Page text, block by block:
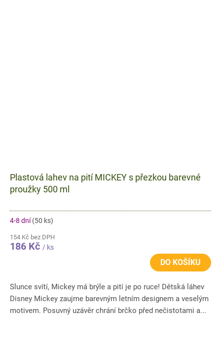
Plastová lahev na pití MICKEY s přezkou barevné
proužky 500 ml
4-8 dní(50 ks)
154 Kč bez DPH
186 Kč / ks
DO KOŠÍKU
Slunce svítí, Mickey má brýle a pití je po ruce! Dětská láhev
Disney Mickey zaujme barevným letním designem a veselým
motivem. Posuvný uzávěr chrání brčko před nečistotami a...